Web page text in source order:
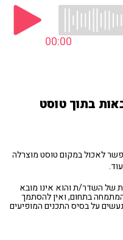
00:00
מתחבאות בתוך טוסט
לאכול במקום טוסט מוצרלה
של השדר/ת והוא אינו מובא
בתחום, ואין להסתמך
על בסיס התכנים המופיעים